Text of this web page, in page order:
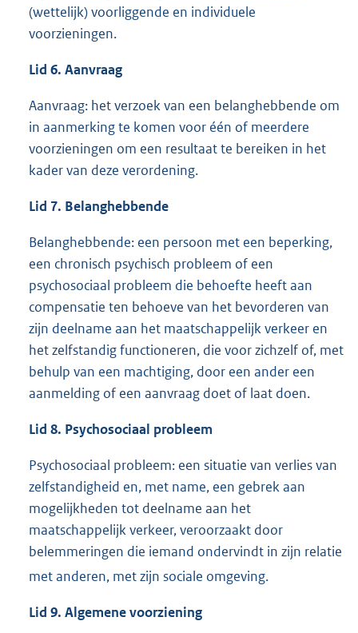
(wettelijk) voorliggende en individuele
voorzieningen.
Lid 6. Aanvraag
Aanvraag: het verzoek van een belanghebbende om
in aanmerking te komen voor één of meerdere
voorzieningen om een resultaat te bereiken in het
kader van deze verordening.
Lid 7. Belanghebbende
Belanghebbende: een persoon met een beperking,
een chronisch psychisch probleem of een
psychosociaal probleem die behoefte heeft aan
compensatie ten behoeve van het bevorderen van
zijn deelname aan het maatschappelijk verkeer en
het zelfstandig functioneren, die voor zichzelf of, met
behulp van een machtiging, door een ander een
aanmelding of een aanvraag doet of laat doen.
Lid 8. Psychosociaal probleem
Psychosociaal probleem: een situatie van verlies van
zelfstandigheid en, met name, een gebrek aan
mogelijkheden tot deelname aan het
maatschappelijk verkeer, veroorzaakt door
belemmeringen die iemand ondervindt in zijn relatie
met anderen, met zijn sociale omgeving.
Lid 9. Algemene voorziening